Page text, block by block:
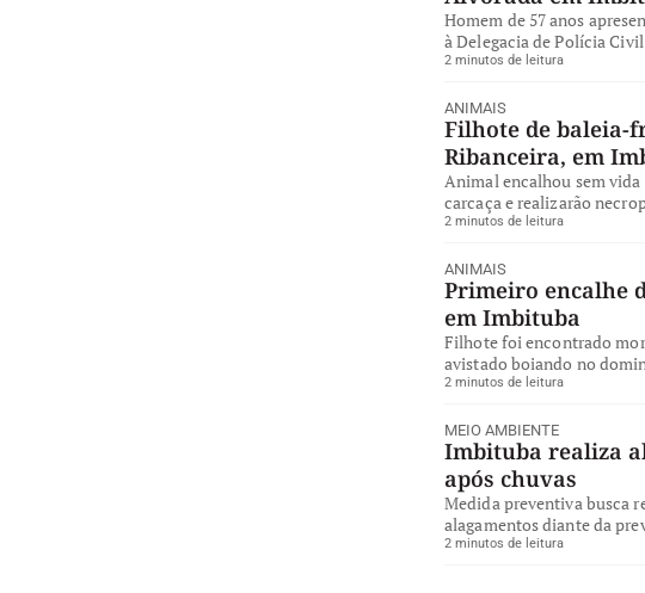
Homem de 57 anos
à Delegacia de Polícia
2 minutos de leitura
ANIMAIS
Filhote de baleia-
Ribanceira, em
Animal encalhou sem
carcaça e realizarão
2 minutos de leitura
ANIMAIS
Primeiro encalhe
em Imbituba
Filhote foi encontrado
avistado boiando no
2 minutos de leitura
MEIO AMBIENTE
Imbituba realiza
após chuvas
Medida preventiva busca
alagamentos diante da
2 minutos de leitura